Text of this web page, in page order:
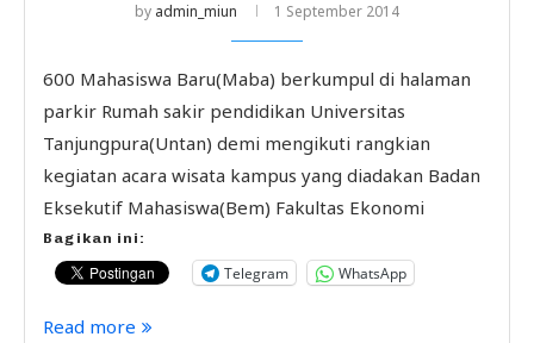
by admin_miun 1 September 2014
600 Mahasiswa Baru(Maba) berkumpul di halaman
parkir Rumah sakir pendidikan Universitas
Tanjungpura(Untan) demi mengikuti rangkian
kegiatan acara wisata kampus yang diadakan Badan
Eksekutif Mahasiswa(Bem) Fakultas Ekonomi
Bagikan ini:
Telegram WhatsApp
Read more